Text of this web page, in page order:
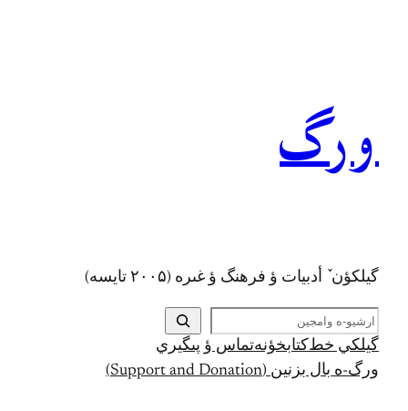
ورگ
گيلکؤن ٚ أدبیات ؤ فرهنگ ؤ غىره (۲۰۰۵ تايسه)
ج
س
ت
ج
گيلکي خط کتابخؤنهتماس ؤ پىگيري
ورگ-ه بال بزنين (Support and Donation)